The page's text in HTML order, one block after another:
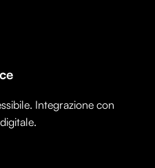
Integrazione con